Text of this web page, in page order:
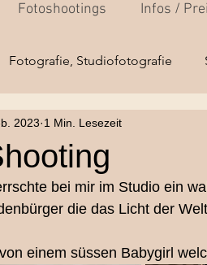
Fotoshootings Infos /
Fotografie, Studiofotografie
Fotokamera-Grundkurs
Tierfotografie
Ihre Community
2023 1 Min. Lesezeit
bei mir im Studio ein
die das Licht der
einem süssen Babygirl